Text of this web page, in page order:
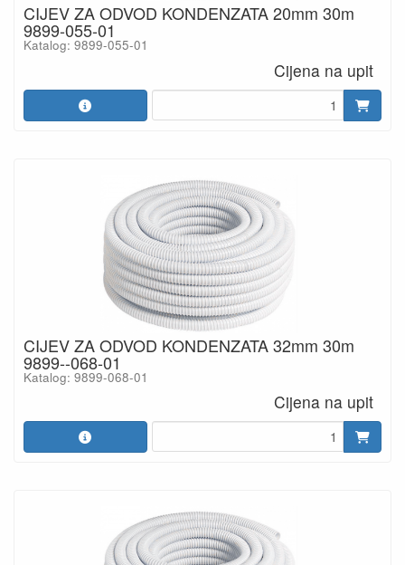
CIJEV ZA ODVOD KONDENZATA 20mm 30m
9899-055-01
Katalog: 9899-055-01
Cijena na upit
CIJEV ZA ODVOD KONDENZATA 32mm 30m
9899--068-01
Katalog: 9899-068-01
Cijena na upit